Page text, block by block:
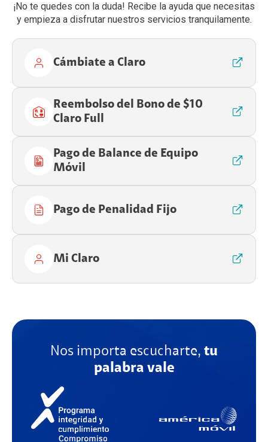
¡No te quedes con la duda! Recibe la ayuda que necesitas
y empieza a disfrutar nuestros servicios tranquilamente.
Cámbiate a Claro
Reembolso del Bono de $10
Claro Full
Pago de Balance de Equipo
Móvil
Pago de Penalidad Fijo
Mi Claro
Nos importa escucharte, tu
palabra vale